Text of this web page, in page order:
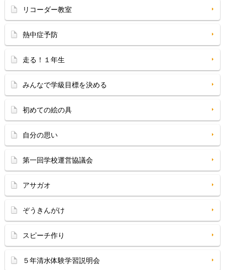
リコーダー教室
熱中症予防
走る！１年生
みんなで学級目標を決める
初めての絵の具
自分の思い
第一回学校運営協議会
アサガオ
ぞうきんがけ
スピーチ作り
５年清水体験学習説明会